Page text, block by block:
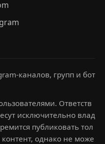
каналов, групп и бот
Ответств
исключительно влад
публиковать тол
однако не може